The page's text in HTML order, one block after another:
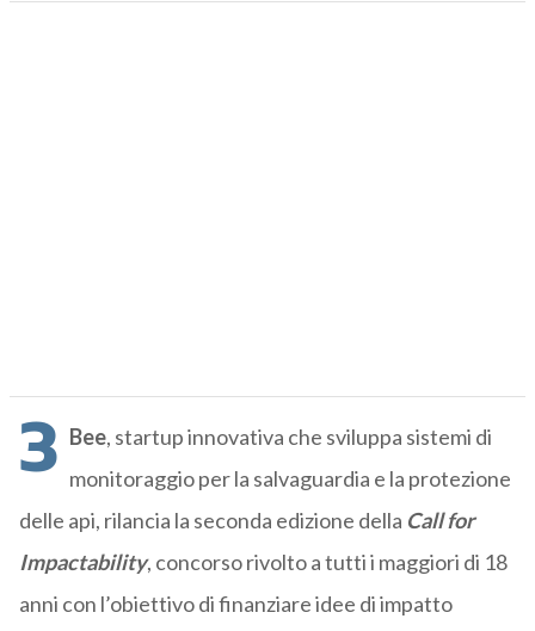
3 Bee, startup innovativa che sviluppa sistemi di
monitoraggio per la salvaguardia e la protezione
delle api, rilancia la seconda edizione della Call for
Impactability, concorso rivolto a tutti i maggiori di 18
anni con l’obiettivo di finanziare idee di impatto